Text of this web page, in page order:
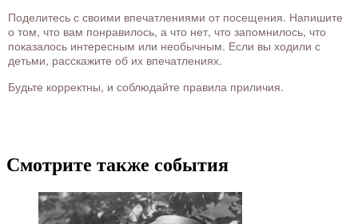
Поделитесь с своими впечатлениями от посещения. Напишите
о том, что вам понравилось, а что нет, что запомнилось, что
показалось интересным или необычным. Если вы ходили с
детьми, расскажите об их впечатлениях.
Будьте корректны, и соблюдайте правила приличия.
Смотрите также события